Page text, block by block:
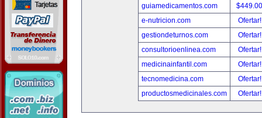
guiamedicamentos.com
e-nutricion.com
gestiondeturnos.com
consultorioenlinea.com
medicinainfantil.com
tecnomedicina.com
productosmedicinales.com